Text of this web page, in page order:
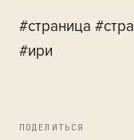
#страница
#ири
ПОДЕЛИТЬСЯ